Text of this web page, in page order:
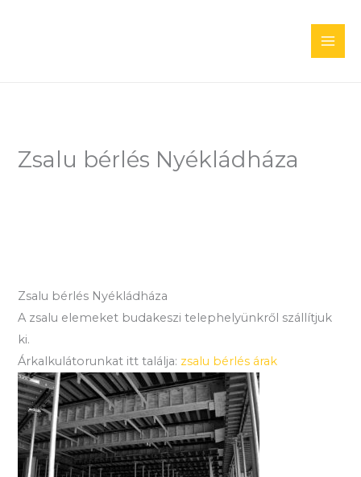
Zsalu bérlés Nyékládháza
Zsalu bérlés Nyékládháza
A zsalu elemeket budakeszi telephelyünkről szállítjuk
ki.
Árkalkulátorunkat itt találja: zsalu bérlés árak